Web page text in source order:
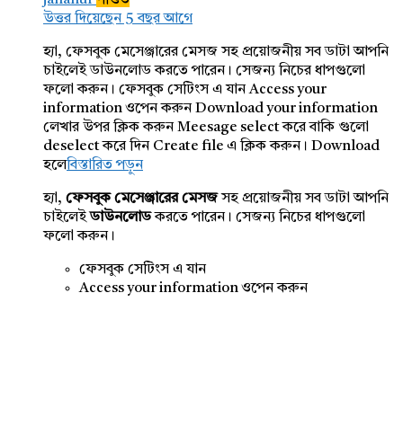
উত্তর দিয়েছেন 5 বছর আগে
হ্যা, ফেসবুক মেসেঞ্জারের মেসজ সহ প্রয়োজনীয় সব ডাটা আপনি
চাইলেই ডাউনলোড করতে পারেন। সেজন্য নিচের ধাপগুলো
ফলো করুন। ফেসবুক সেটিংস এ যান Access your
information ওপেন করুন Download your information
লেখার উপর ক্লিক করুন Meesage select করে বাকি গুলো
deselect করে দিন Create file এ ক্লিক করুন। Download
হলেবিস্তারিত পড়ুন
হ্যা, ফেসবুক মেসেঞ্জারের মেসজসহ প্রয়োজনীয় সব ডাটা আপনি
চাইলেইডাউনলোডকরতে পারেন। সেজন্য নিচের ধাপগুলো
ফলো করুন।
ফেসবুক সেটিংস এ যান
Access your information ওপেন করুন